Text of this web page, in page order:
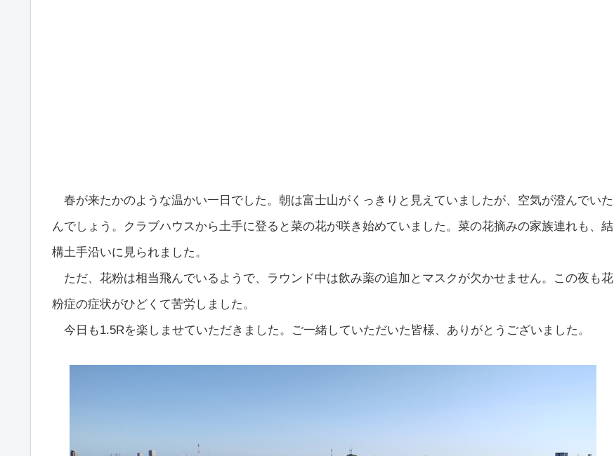
春が来たかのような温かい一日でした。朝は富士山がくっきりと見えていましたが、空気が澄んでいた
んでしょう。クラブハウスから土手に登ると菜の花が咲き始めていました。菜の花摘みの家族連れも、結
構土手沿いに見られました。
ただ、花粉は相当飛んでいるようで、ラウンド中は飲み薬の追加とマスクが欠かせません。この夜も花
粉症の症状がひどくて苦労しました。
今日も1.5Rを楽しませていただきました。ご一緒していただいた皆様、ありがとうございました。